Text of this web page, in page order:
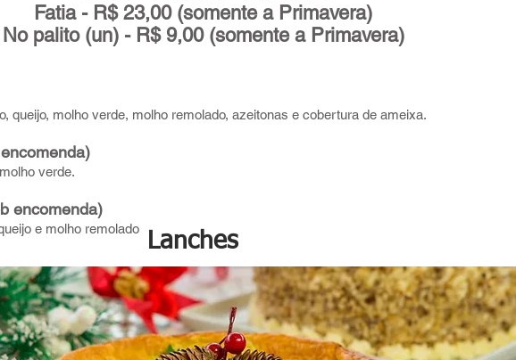
defumado, pepino, maionese, salsa e ovo.
queijo, maionese e alface americana
secos
secos, alho, molho verde, maionese, tomate verde, limão e alho.
Pão Integral
verdes, ovo e maionese.
secos
ricota, pepino, cenoura e mostarda
pepino, cenoura
Fatia - R$ 23,00 (somente a Primavera)
No palito (un) - R$ 9,00 (somente a Primavera)
queijo, molho verde, molho remolado, azeitonas e cobertura de ameixa.
verde.
encomenda)
e molho remolado
Lanches